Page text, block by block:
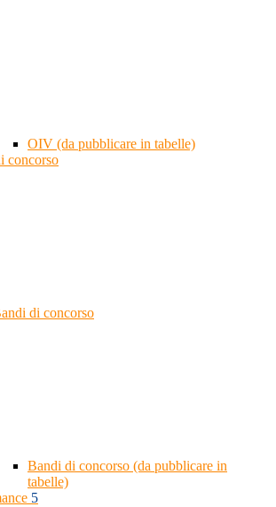
OIV (da pubblicare in tabelle)
concorso
di concorso
Bandi di concorso (da pubblicare in
tabelle)
5